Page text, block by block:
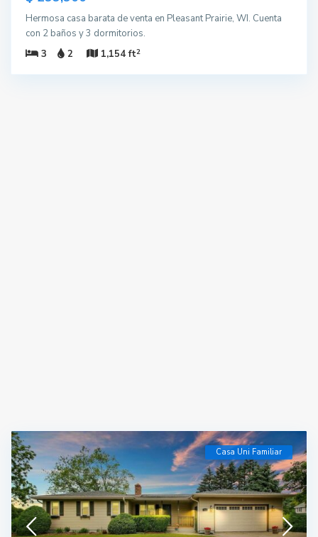
Hermosa casa barata de venta en Pleasant Prairie, WI. Cuenta
con 2 baños y 3 dormitorios.
3
2 1,154 ft2
Casa Uni Familiar